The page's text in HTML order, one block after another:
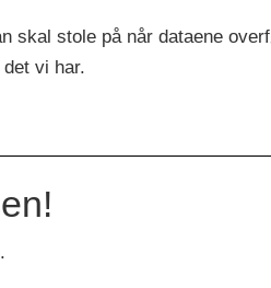
skal stole på når dataene
vi har.